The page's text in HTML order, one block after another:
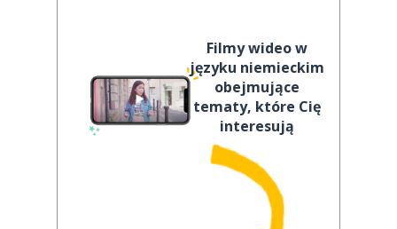
Filmy wideo w
języku niemieckim
obejmujące
tematy, które Cię
interesują